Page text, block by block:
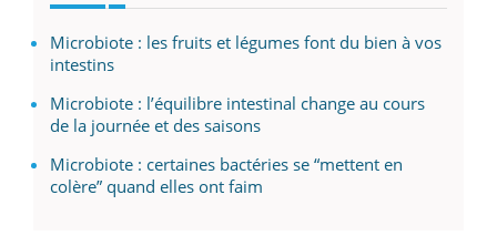
Microbiote : les fruits et légumes font du bien à vos
intestins
Microbiote : l’équilibre intestinal change au cours
de la journée et des saisons
Microbiote : certaines bactéries se “mettent en
colère” quand elles ont faim